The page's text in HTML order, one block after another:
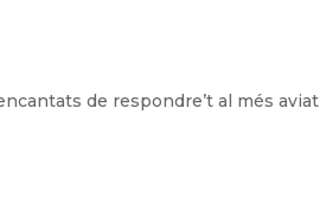
de respondre’t al més aviat